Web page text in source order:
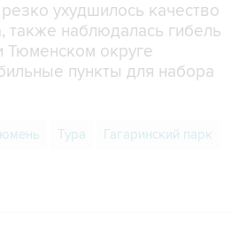
ухудшилось качество
также наблюдалась гибель
округе
пункты для набора
Тура Гагаринский парк